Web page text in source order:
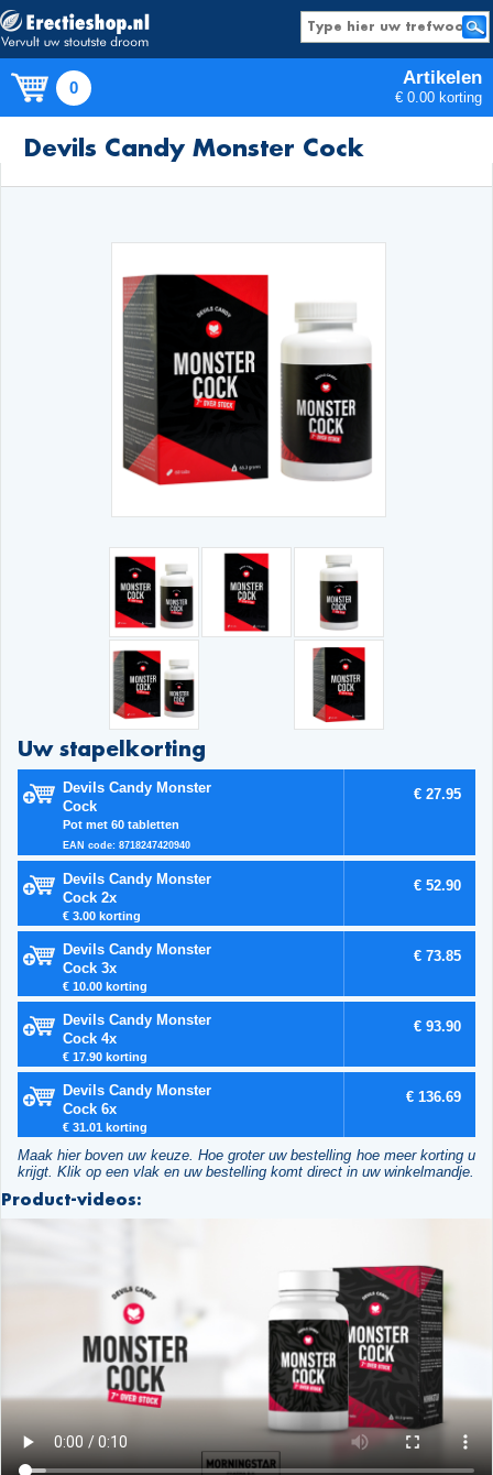
0 Artikelen
€ 0.00 korting
Producten
Devils Candy Monster Cock
Uw stapelkorting
Devils Candy Monster
Cock
Pot met 60 tabletten
EAN code: 8718247420940
€ 27.95
Devils Candy Monster
Cock 2x
€ 3.00 korting
€ 52.90
Devils Candy Monster
Cock 3x
€ 10.00 korting
€ 73.85
Devils Candy Monster
Cock 4x
€ 17.90 korting
€ 93.90
Devils Candy Monster
Cock 6x
€ 31.01 korting
€ 136.69
Maak hier boven uw keuze. Hoe groter uw bestelling hoe meer korting u
krijgt. Klik op een vlak en uw bestelling komt direct in uw winkelmandje.
Product-videos: